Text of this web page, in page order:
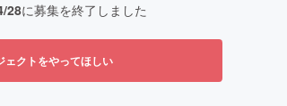
28に募集を終了しました
ェクトをやってほしい